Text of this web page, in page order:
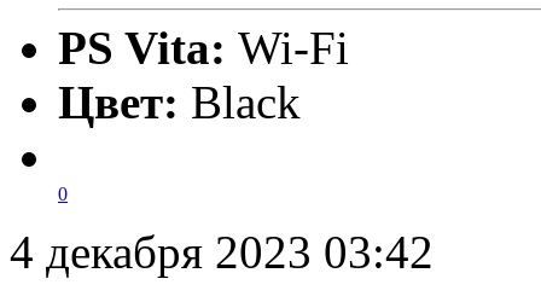
PS Vita: Wi-Fi
Цвет: Black
0
4 декабря 2023 03:42